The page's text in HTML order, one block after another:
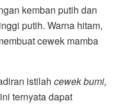
kemban putih dan
putih. Warna hitam,
cewek mamba
istilah cewek bumi,
ini ternyata dapat